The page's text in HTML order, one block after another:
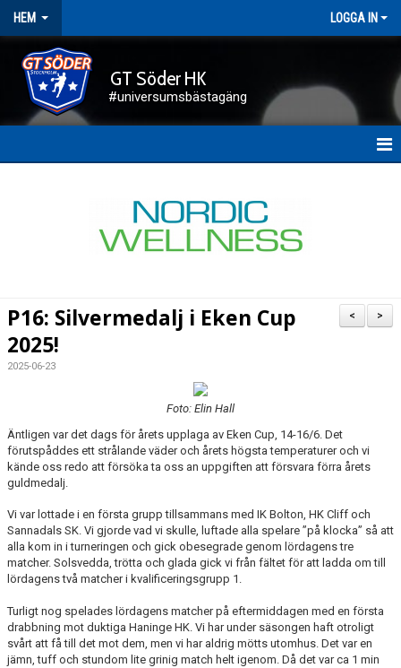
HEM LOGGA IN
GT Söder HK
#universumsbästagäng
KONTAKT
EKEN CUP
>
<
P16: Silvermedalj i Eken Cup
2025!
2025-06-23
Foto: Elin Hall
Äntligen var det dags för årets upplaga av Eken Cup, 14-16/6. Det
förutspåddes ett strålande väder och årets högsta temperaturer och vi
kände oss redo att försöka ta oss an uppgiften att försvara förra årets
guldmedalj.
Vi var lottade i en första grupp tillsammans med IK Bolton, HK Cliff och
Sannadals SK. Vi gjorde vad vi skulle, luftade alla spelare ”på klocka” så att
alla kom in i turneringen och gick obesegrade genom lördagens tre
matcher. Solsvedda, trötta och glada gick vi från fältet för att ladda om till
lördagens två matcher i kvalificeringsgrupp 1.
Turligt nog spelades lördagens matcher på eftermiddagen med en första
drabbning mot duktiga Haninge HK. Vi har under säsongen haft otroligt
svårt att få till det mot dem, men vi har aldrig mötts utomhus. Det var en
jämn, tuff och stundom lite grinig match helt igenom. Då det var ca 1 min